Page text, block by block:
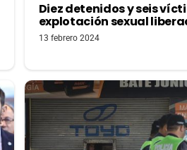
Diez detenidos y seis
explotación sexual
13 febrero 2024